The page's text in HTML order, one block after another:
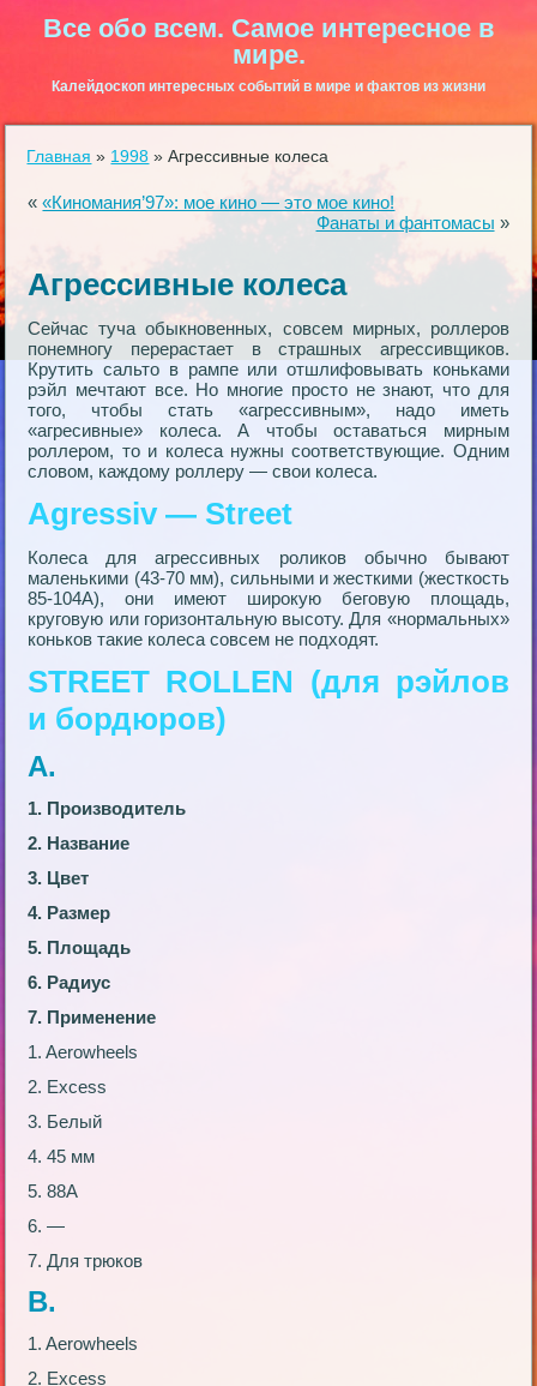
Все обо всем. Самое интересное в
мире.
Калейдоскоп интересных событий в мире и фактов из жизни
Главная » 1998 »Агрессивные колеса
««Киномания’97»: мое кино — это мое кино!
Фанаты и фантомасы »
Агрессивные колеса
Сейчас туча обыкновенных, совсем мирных, роллеров
понемногу перерастает в страшных агрессивщиков.
Крутить сальто в рампе или отшлифовывать коньками
рэйл мечтают все. Но многие просто не знают, что для
того, чтобы стать «агрессивным», надо иметь
«агресивные» колеса. А чтобы оставаться мирным
роллером, то и колеса нужны соответствующие. Одним
словом, каждому роллеру — свои колеса.
Agressiv — Street
Колеса для агрессивных роликов обычно бывают
маленькими (43-70 мм), сильными и жесткими (жесткость
85-104А), они имеют широкую беговую площадь,
круговую или горизонтальную высоту. Для «нормальных»
коньков такие колеса совсем не подходят.
STREET ROLLEN (для рэйлов
и бордюров)
А.
1. Производитель
2. Название
3. Цвет
4. Размер
5. Площадь
6. Радиус
7. Применение
1. Aerowheels
2. Excess
3. Белый
4. 45 мм
5. 88А
6. —
7. Для трюков
В.
1. Aerowheels
2. Excess